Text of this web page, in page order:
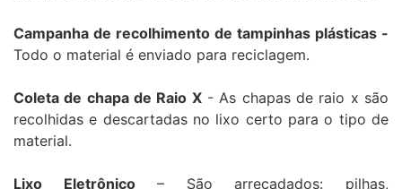
Campanha de recolhimento de tampinhas plásticas -
Todo o material é enviado para reciclagem.
Coleta de chapa de Raio X- As chapas de raio x são
recolhidas e descartadas no lixo certo para o tipo de
material.
Lixo Eletrônico– São arrecadados: pilhas,